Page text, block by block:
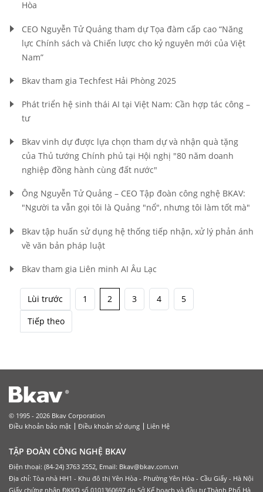
Hòa
CEO Nguyễn Tử Quảng tham dự Tọa đàm cấp cao “Năng
lực Chính sách và Chiến lược cho kỷ nguyên mới của Việt
Nam”
Bkav tham gia Techfest Hải Phòng 2025
Phát triển hệ sinh thái AI tại Việt Nam: Cần hợp tác công –
tư
Bkav vinh dự được lựa chọn tham dự và nhận quà tặng
của Thủ tướng Chính phủ tại Hội nghị "80 năm doanh
nghiệp đồng hành cùng đất nước"
Ông Nguyễn Tử Quảng – CEO Tập đoàn công nghệ BKAV:
"Người ta vẫn gọi tôi là Quảng "nổ", nhưng tôi làm tốt mà"
Bkav tập huấn sử dụng hệ thống tiếp nhận, xử lý phản ánh
về văn bản pháp luật
Bkav tham gia Liên minh AI Âu Lạc
Lùi trước 1 2 3 4
5
Tiếp theo
© 1995 - 2026 Bkav Corporation
Điều khoản bảo mật
Điều khoản sử dụng Liên Hệ
TẬP ĐOÀN CÔNG NGHỆ BKAV
Điện thoại: (84-24) 3763 2552, Email: Bkav@bkav.com.vn
Địa chỉ: Tòa nhà HH1 - Khu đô thị Yên Hòa - Phường Yên Hòa - Cầu Giấy - Hà Nội
Giấy chứng nhận ĐKKD số 0101360697 do Sở Kế hoạch và đầu tư Thành Phố Hà